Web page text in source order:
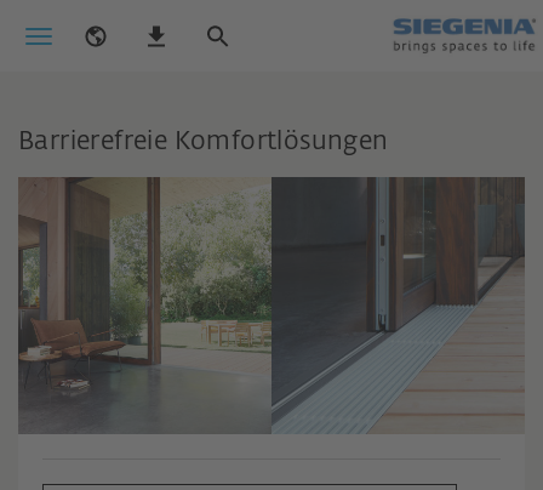
Barrierefreie Komfortlösungen